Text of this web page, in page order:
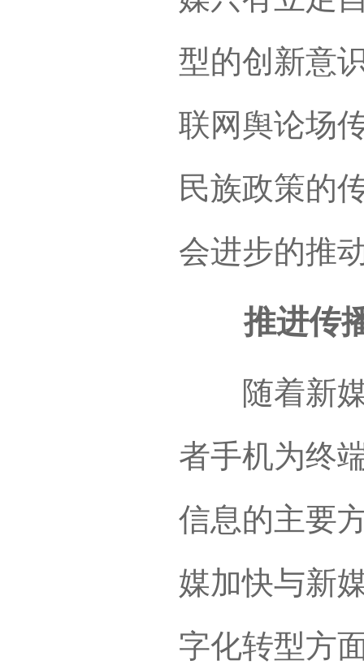
型的创新意
联网舆论场
民族政策的
会进步的推
推进传播
随着新媒
者手机为终
信息的主要
媒加快与新
字化转型方